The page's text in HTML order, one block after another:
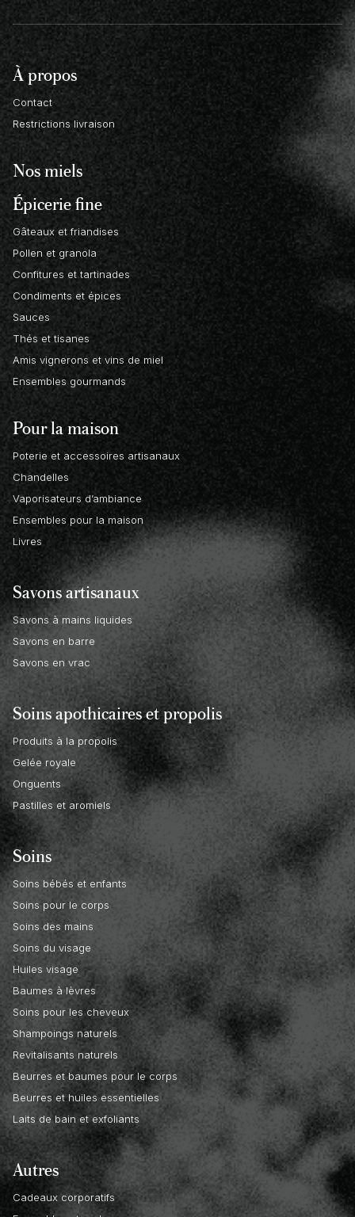
À propos
Contact
Restrictions livraison
Nos miels
Épicerie fine
Gâteaux et friandises
Pollen et granola
Confitures et tartinades
Condiments et épices
Sauces
Thés et tisanes
Amis vignerons et vins de miel
Ensembles gourmands
Pour la maison
Poterie et accessoires artisanaux
Chandelles
Vaporisateurs d’ambiance
Ensembles pour la maison
Livres
Savons artisanaux
Savons à mains liquides
Savons en barre
Savons en vrac
Soins apothicaires et propolis
Produits à la propolis
Gelée royale
Onguents
Pastilles et aromiels
Soins
Soins bébés et enfants
Soins pour le corps
Soins des mains
Soins du visage
Huiles visage
Baumes à lèvres
Soins pour les cheveux
Shampoings naturels
Revitalisants naturels
Beurres et baumes pour le corps
Beurres et huiles essentielles
Laits de bain et exfoliants
Autres
Cadeaux corporatifs